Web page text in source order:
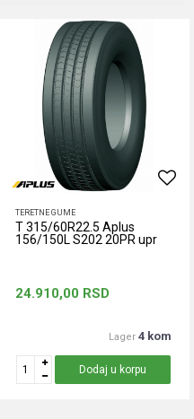
TERETNE GUME
T 315/60R22.5 Aplus
156/150L S202 20PR upr
24.910,00 RSD
Lager 4 kom
Dodaj u korpu